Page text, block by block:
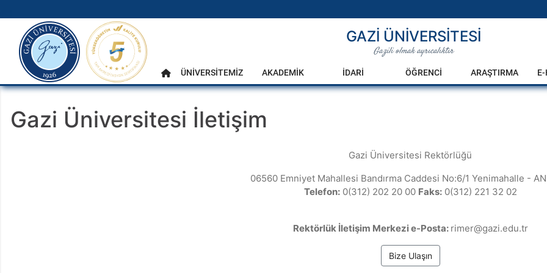
Ana Menü
gazi.edu.tr
GAZİ ÜNİVERSİTESİ
Gazili olmak ayrıcalıktır
Anasayfa
ÜNİVERSİTEMİZ AKADEMİK İDARİ ÖĞRENCİ ARAŞTIRMA
Gazi Üniversitesi İletişim
Gazi Üniversitesi Rektörlüğü
06560 Emniyet Mahallesi Bandırma Caddesi No:6/1 Yenimahalle -
Telefon:0(312) 202 20 00 Faks:0(312) 221 32 02
Rektörlük İletişim Merkezi e-Posta: rimer@gazi.edu.tr
Bize Ulaşın